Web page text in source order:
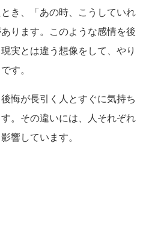
き、「あの時、こうしていれ
ります。このような感情を後
実とは違う想像をして、やり
す。
悔が長引く人とすぐに気持ち
。その違いには、人それぞれ
響しています。